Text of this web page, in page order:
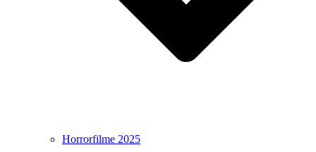
Horrorfilme 2025